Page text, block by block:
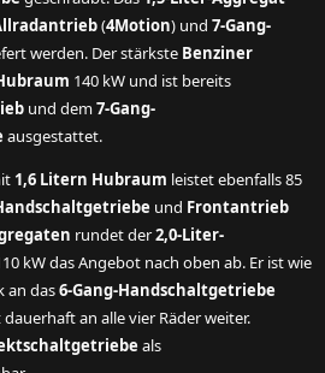
(4Motion) und 7-Gang-
werden. Der stärkste Benziner
140 kW und ist bereits
und dem7-Gang-
ausgestattet.
1,6 Litern Hubraum leistet ebenfalls 85
und Frontantrieb
rundet der2,0-Liter-
kW das Angebot nach oben ab. Er ist wie
an das6-Gang-Handschaltgetriebe
an alle vier Räder weiter.
als